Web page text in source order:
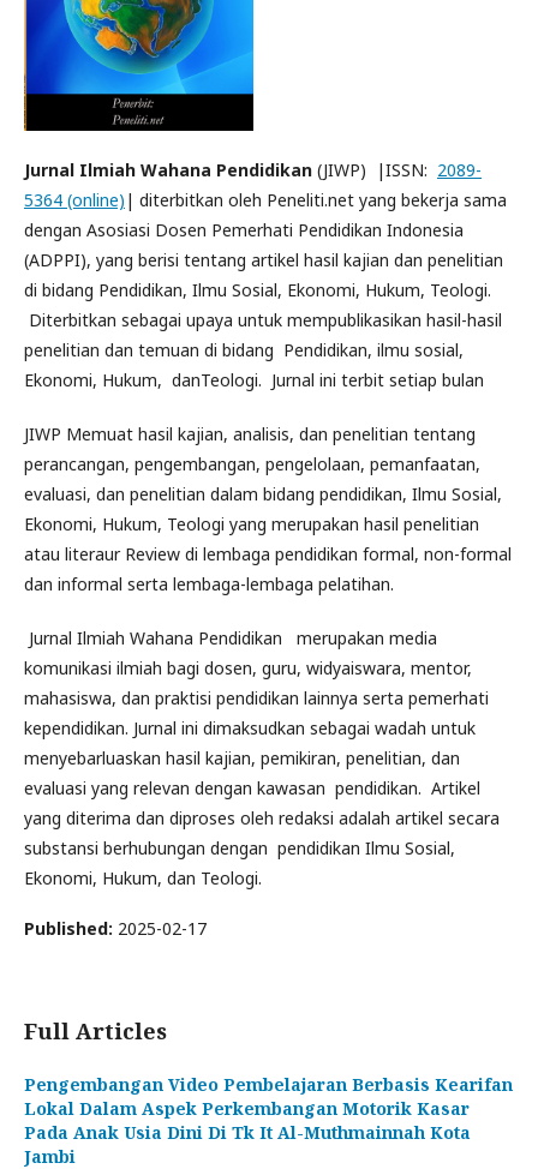
Jurnal Ilmiah Wahana Pendidikan (JIWP) |ISSN: 2089-
5364 (online) | diterbitkan oleh Peneliti.net yang bekerja sama
dengan Asosiasi Dosen Pemerhati Pendidikan Indonesia
(ADPPI), yang berisi tentang artikel hasil kajian dan penelitian
di bidang Pendidikan, Ilmu Sosial, Ekonomi, Hukum, Teologi.
Diterbitkan sebagai upaya untuk mempublikasikan hasil-hasil
penelitian dan temuan di bidang Pendidikan, ilmu sosial,
Ekonomi, Hukum, danTeologi. Jurnal ini terbit setiap bulan
JIWP Memuat hasil kajian, analisis, dan penelitian tentang
perancangan, pengembangan, pengelolaan, pemanfaatan,
evaluasi, dan penelitian dalam bidang pendidikan, Ilmu Sosial,
Ekonomi, Hukum, Teologi yang merupakan hasil penelitian
atau literaur Review di lembaga pendidikan formal, non-formal
dan informal serta lembaga-lembaga pelatihan.
Jurnal Ilmiah Wahana Pendidikan merupakan media
komunikasi ilmiah bagi dosen, guru, widyaiswara, mentor,
mahasiswa, dan praktisi pendidikan lainnya serta pemerhati
kependidikan. Jurnal ini dimaksudkan sebagai wadah untuk
menyebarluaskan hasil kajian, pemikiran, penelitian, dan
evaluasi yang relevan dengan kawasan pendidikan. Artikel
yang diterima dan diproses oleh redaksi adalah artikel secara
substansi berhubungan dengan pendidikan Ilmu Sosial,
Ekonomi, Hukum, dan Teologi.
Published: 2025-02-17
Full Articles
Pengembangan Video Pembelajaran Berbasis Kearifan
Lokal Dalam Aspek Perkembangan Motorik Kasar
Pada Anak Usia Dini Di Tk It Al-Muthmainnah Kota
Jambi